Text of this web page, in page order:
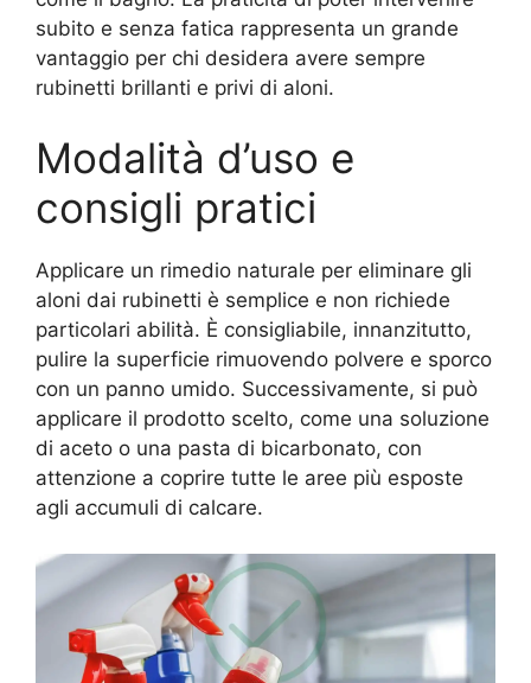
subito e senza fatica rappresenta un grande
vantaggio per chi desidera avere sempre
rubinetti brillanti e privi di aloni.
Modalità d’uso e
consigli pratici
Applicare un rimedio naturale per eliminare gli
aloni dai rubinetti è semplice e non richiede
particolari abilità. È consigliabile, innanzitutto,
pulire la superficie rimuovendo polvere e sporco
con un panno umido. Successivamente, si può
applicare il prodotto scelto, come una soluzione
di aceto o una pasta di bicarbonato, con
attenzione a coprire tutte le aree più esposte
agli accumuli di calcare.